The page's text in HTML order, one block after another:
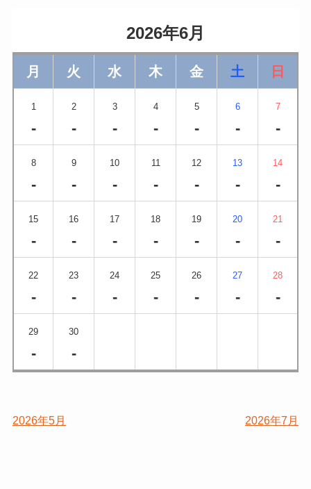
                    2026年6月
月 火 水 木 金 土 日
1
-
2
-
3
-
4
-
5
-
6
-
7
-
8
-
9
-
10
-
11
-
12
-
13
-
14
-
15
-
16
-
17
-
18
-
19
-
20
-
21
-
22
-
23
-
24
-
25
-
26
-
27
-
28
-
29
-
30
-
2026年5月 2026年7月